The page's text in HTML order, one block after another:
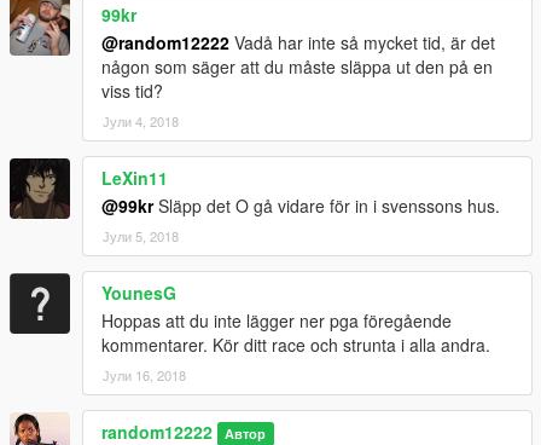
99kr
@random12222 Vadå har inte så mycket tid, är det
någon som säger att du måste släppa ut den på en
viss tid?
Јули 4, 2018
LeXin11
@99krSläpp det O gå vidare för in i svenssons hus.
Јули 5, 2018
YounesG
Hoppas att du inte lägger ner pga föregående
kommentarer. Kör ditt race och strunta i alla andra.
Јули 16, 2018
random12222 Автор